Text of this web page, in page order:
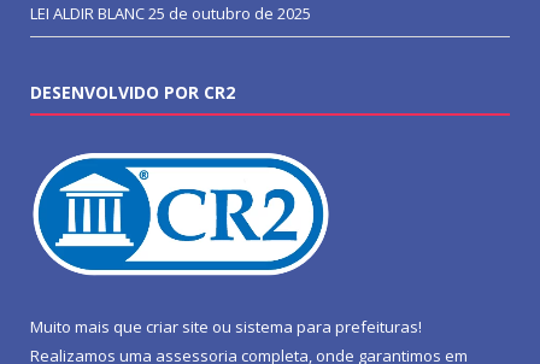
LEI ALDIR BLANC25 de outubro de 2025
DESENVOLVIDO POR CR2
Muito mais que criar site ou sistema para prefeituras!
Realizamos uma assessoria completa, onde garantimos em